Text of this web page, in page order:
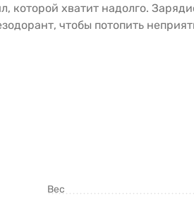
хватит надолго.
чтобы потопить
Вес